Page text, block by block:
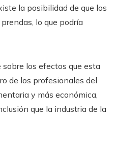
la posibilidad de que los
lo que podría
los efectos que esta
de los profesionales del
y más económica,
que la industria de la